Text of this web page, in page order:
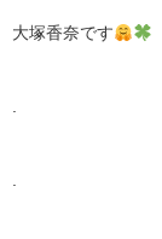
大塚香奈です
.
.